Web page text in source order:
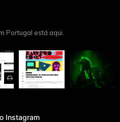
Portugal está aqui.
Instagram